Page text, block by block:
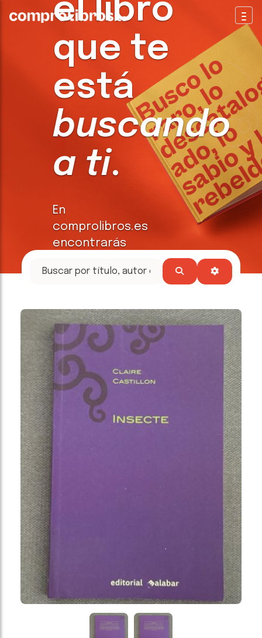
el libro
que te
está
buscando
a ti.
En
comprolibros.es
encontrarás
tesoros